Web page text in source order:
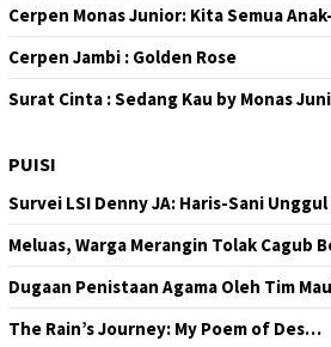
Cerpen Monas Junior: Kita Semua
Cerpen Jambi : Golden Rose
Surat Cinta : Sedang Kau by Monas
PUISI
Survei LSI Denny JA: Haris-Sani
Meluas, Warga Merangin Tolak Cagub
Dugaan Penistaan Agama Oleh Tim
The Rain’s Journey: My Poem of Des…